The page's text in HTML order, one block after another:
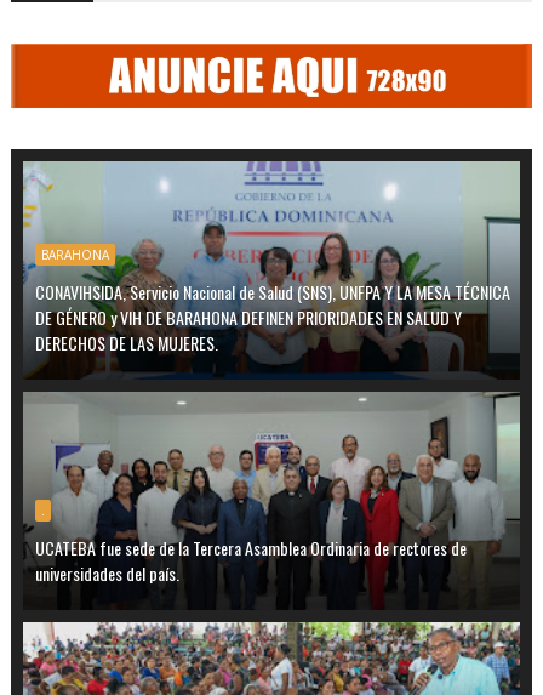
BARAHONA
CONAVIHSIDA, Servicio Nacional de Salud (SNS), UNFPA Y LA MESA TÉCNICA
DE GÉNERO y VIH DE BARAHONA DEFINEN PRIORIDADES EN SALUD Y
DERECHOS DE LAS MUJERES.
.
UCATEBA fue sede de la Tercera Asamblea Ordinaria de rectores de
universidades del país.